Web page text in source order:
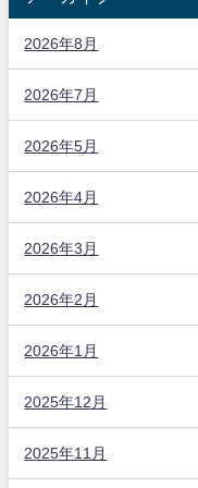
2026年8月
2026年7月
2026年5月
2026年4月
2026年3月
2026年2月
2026年1月
2025年12月
2025年11月